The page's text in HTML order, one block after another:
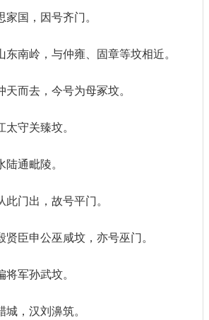
国，因号齐门。
东南岭，与仲雍、固章等坟相近。
而去，今号为母冢坟。
守关臻坟。
通毗陵。
门出，故号平门。
臣申公巫咸坟，亦号巫门。
军孙武坟。
，汉刘濞筑。